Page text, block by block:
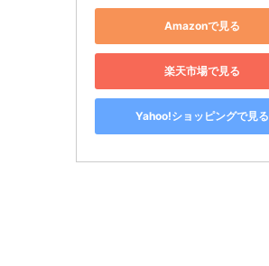
Amazonで見る
楽天市場で見る
Yahoo!ショッピングで見る